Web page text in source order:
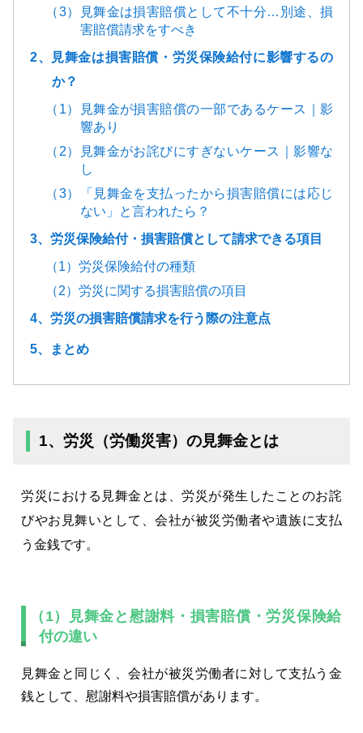
（3）見舞金は損害賠償として不十分…別途、損
害賠償請求をすべき
2、見舞金は損害賠償・労災保険給付に影響するの
か？
（1）見舞金が損害賠償の一部であるケース｜影
響あり
（2）見舞金がお詫びにすぎないケース｜影響な
し
（3）「見舞金を支払ったから損害賠償には応じ
ない」と言われたら？
3、労災保険給付・損害賠償として請求できる項目
（1）労災保険給付の種類
（2）労災に関する損害賠償の項目
4、労災の損害賠償請求を行う際の注意点
5、まとめ
1、労災（労働災害）の見舞金とは
労災における見舞金とは、労災が発生したことのお詫
びやお見舞いとして、会社が被災労働者や遺族に支払
う金銭です。
（1）見舞金と慰謝料・損害賠償・労災保険給
付の違い
見舞金と同じく、会社が被災労働者に対して支払う金
銭として、慰謝料や損害賠償があります。